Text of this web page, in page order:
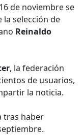
de noviembre se
la selección de
Reinaldo
, la federación
de usuarios,
la noticia.
tras haber